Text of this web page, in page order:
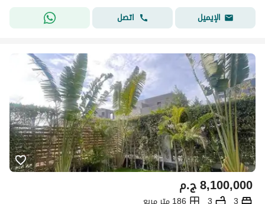
الإيميل
اتصل
ج.م8,100,000